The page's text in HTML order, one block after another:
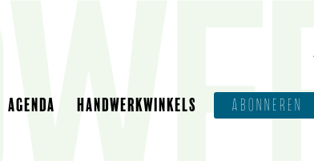
AGENDA HANDWERKWINKELS
ABONNEREN